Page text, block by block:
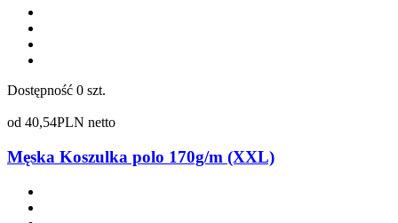
Dostępność 0 szt.
od 40,54PLN netto
Męska Koszulka polo 170g/m (XXL)